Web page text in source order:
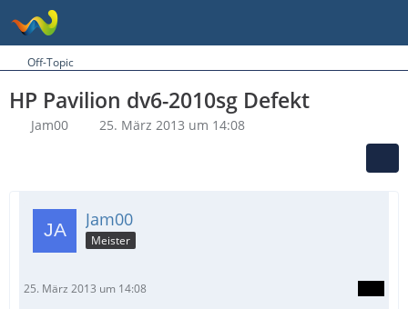
Off-Topic
HP Pavilion dv6-2010sg Defekt
Jam00 25. März 2013 um 14:08
Jam00
Meister
25. März 2013 um 14:08